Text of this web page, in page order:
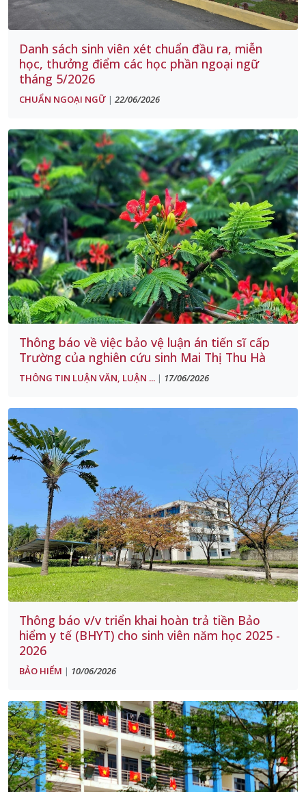
Danh sách sinh viên xét chuẩn đầu ra, miễn
học, thưởng điểm các học phần ngoại ngữ
tháng 5/2026
CHUẨN NGOẠI NGỮ | 22/06/2026
Thông báo về việc bảo vệ luận án tiến sĩ cấp
Trường của nghiên cứu sinh Mai Thị Thu Hà
THÔNG TIN LUẬN VĂN, LUẬN ... | 17/06/2026
Thông báo v/v triển khai hoàn trả tiền Bảo
hiểm y tế (BHYT) cho sinh viên năm học 2025 -
2026
BẢO HIỂM | 10/06/2026